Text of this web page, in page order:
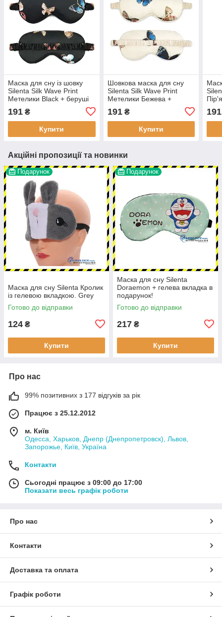
Маска для сну із шовку
Silenta Silk Wave Print
Метелики Black + беруші
191 ₴
Купити
Шовкова маска для сну
Silenta Silk Wave Print
Метелики Бежева +
191₴
Купити
191
Акційні пропозиції та новинки
Подарунок
Маска для сну Silenta Кролик
із гелевою вкладкою. Grey
Готово до відправки
124 ₴
Купити
Подарунок
Маска для сну Silenta
Doraemon + гелева вкладка в
подарунок!
Готово до відправки
217 ₴
Купити
Про нас
99% позитивних з 177 відгуків за рік
Працює з 25.12.2012
м. Київ
Одесса, Харьков, Днепр (Днепропетровск), Львов,
Запорожье, Київ, Україна
Контакти
Сьогодні працює з 09:00 до 17:00
Показати весь графік роботи
Про нас
Контакти
Доставка та оплата
Графік роботи